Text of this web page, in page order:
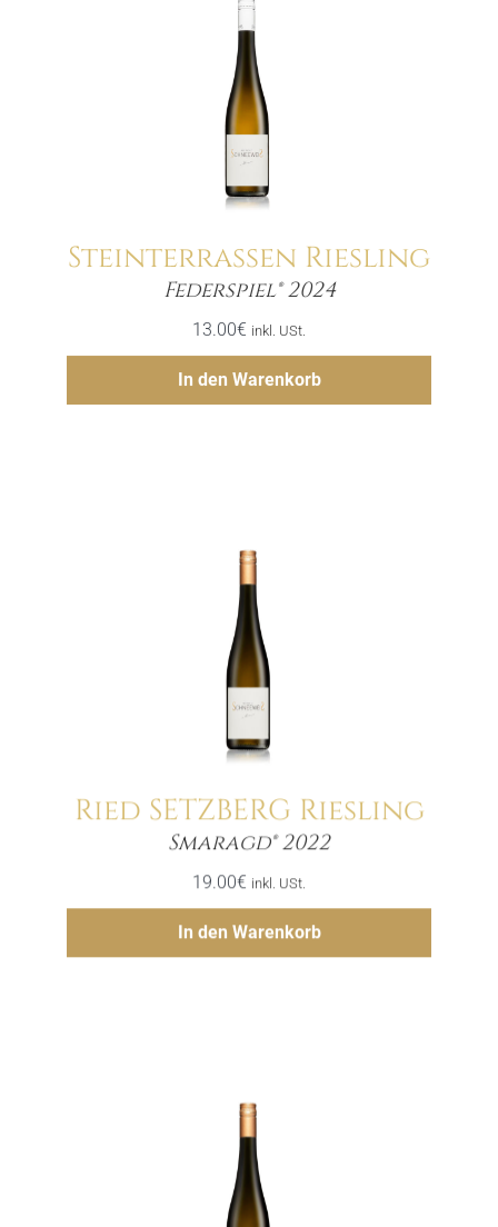
Steinterrassen Riesling
Federspiel® 2024
13.00€ inkl. USt.
In den Warenkorb
Menge
Hinzufügen
Ried SETZBERG Riesling
Smaragd® 2022
19.00€ inkl. USt.
In den Warenkorb
Menge
Hinzufügen